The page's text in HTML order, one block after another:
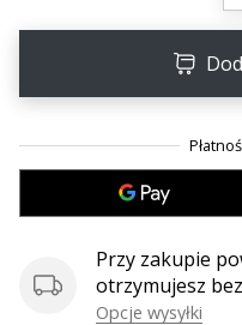
Przy zakupie
otrzymujesz
Opcje wysyłki